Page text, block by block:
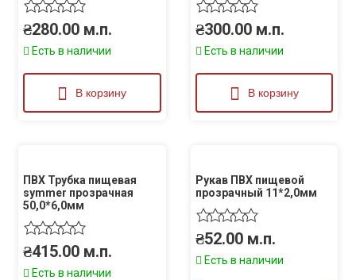
₴280.00 м.п.
Есть в наличии
В корзину
₴300.00 м.п.
Есть в наличии
В корзину
ПВХ Трубка пищевая
symmer прозрачная
50,0*6,0мм
₴415.00 м.п.
Есть в наличии
Рукав ПВХ пищевой
прозрачный 11*2,0мм
₴52.00 м.п.
Есть в наличии